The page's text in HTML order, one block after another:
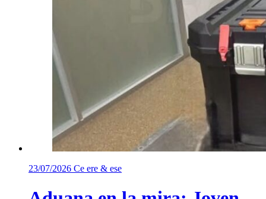
23/07/2026 Ce ere & ese